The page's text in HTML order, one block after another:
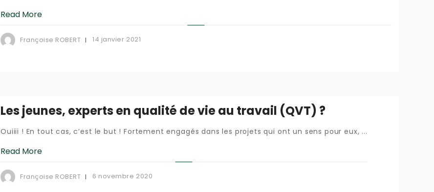
Read More
Françoise ROBERT 14 janvier 2021
Les jeunes, experts en qualité de vie au travail (QVT) ?
Ouiiii ! En tout cas, c’est le but ! Fortement engagés dans les projets qui ont un sens pour eux, ...
Read More
Françoise ROBERT 6 novembre 2020